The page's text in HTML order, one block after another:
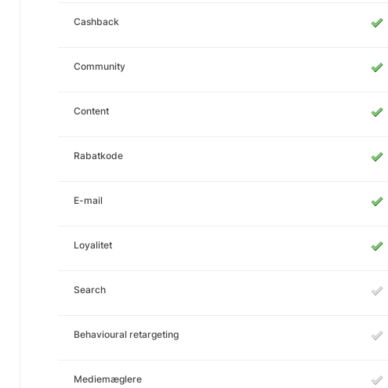
Cashback
Community
Content
Rabatkode
E-mail
Loyalitet
Search
Behavioural retargeting
Mediemæglere